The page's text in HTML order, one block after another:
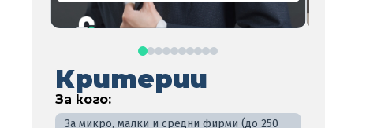
Критерии
За кого:
За микро, малки и средни фирми (до 250